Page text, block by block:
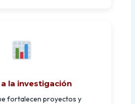
la investigación
fortalecen proyectos y